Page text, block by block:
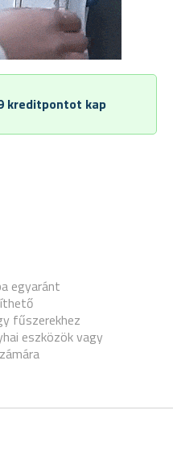
egyaránt
fűszerekhez
eszközök vagy
kreditpontot kap